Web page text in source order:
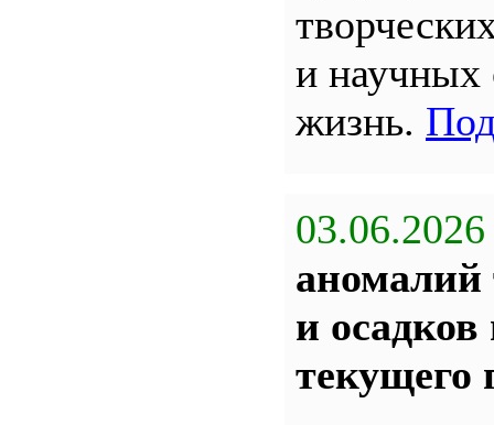
и научных
жизнь.
03.06.2026
аномалий
и
текущего